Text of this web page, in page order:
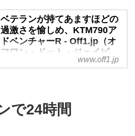
ベテランが持てあますほどの
過激さを愉しめ、KTM790ア
ドベンチャーR - Off1.jp（オ
フワン・ドット・ジェイピ
ンチャーバイクがほしいな」とい
う声が聞こえてきていた昨今。
www.off1.jp
で24時間